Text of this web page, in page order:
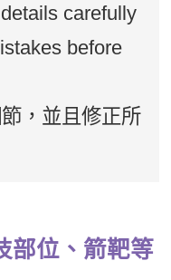
carefully
before
，並且修正所
部位、箭靶等